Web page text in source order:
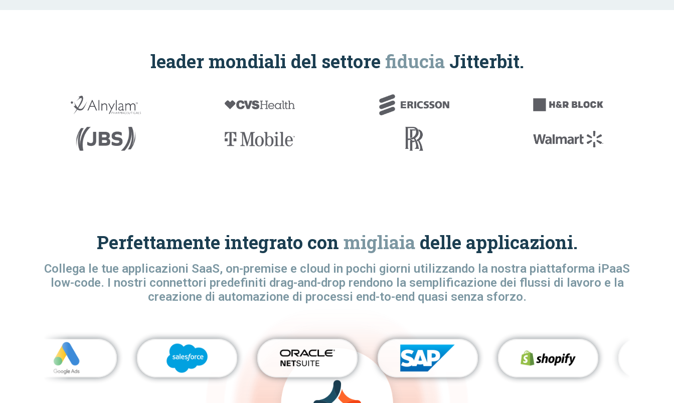
leader mondiali del settore fiduciaJitterbit.
Perfettamente integrato con migliaiadelle applicazioni.
Collega le tue applicazioni SaaS, on-premise e cloud in pochi giorni utilizzando la nostra piattaforma iPaaS
low-code. I nostri connettori predefiniti drag-and-drop rendono la semplificazione dei flussi di lavoro e la
creazione di automazione di processi end-to-end quasi senza sforzo.